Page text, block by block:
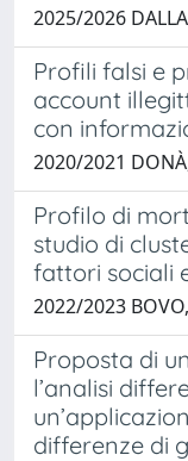
2025/2026
Profili falsi e
account
con
2020/2021
Profilo di
studio di
fattori sociali
2022/2023
Proposta di
l’analisi
differenze di